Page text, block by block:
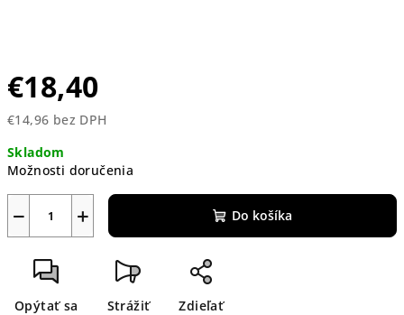
€18,40
€14,96 bez DPH
cena:
Skladom
Možnosti doručenia
+
− Do košíka
Opýtať sa Strážiť Zdieľať